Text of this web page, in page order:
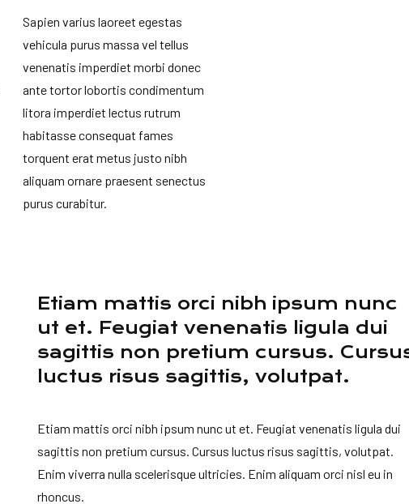
Sapien varius laoreet egestas
vehicula purus massa vel tellus
venenatis imperdiet morbi donec
ante tortor lobortis condimentum
litora imperdiet lectus rutrum
habitasse consequat fames
torquent erat metus justo nibh
aliquam ornare praesent senectus
purus curabitur.
Etiam mattis orci nibh ipsum nunc
ut et. Feugiat venenatis ligula dui
sagittis non pretium cursus.
luctus risus sagittis, volutpat.
Etiam mattis orci nibh ipsum nunc ut et. Feugiat venenatis ligula dui
sagittis non pretium cursus. Cursus luctus risus sagittis, volutpat.
Enim viverra nulla scelerisque ultricies. Enim aliquam orci nisl eu in
rhoncus.